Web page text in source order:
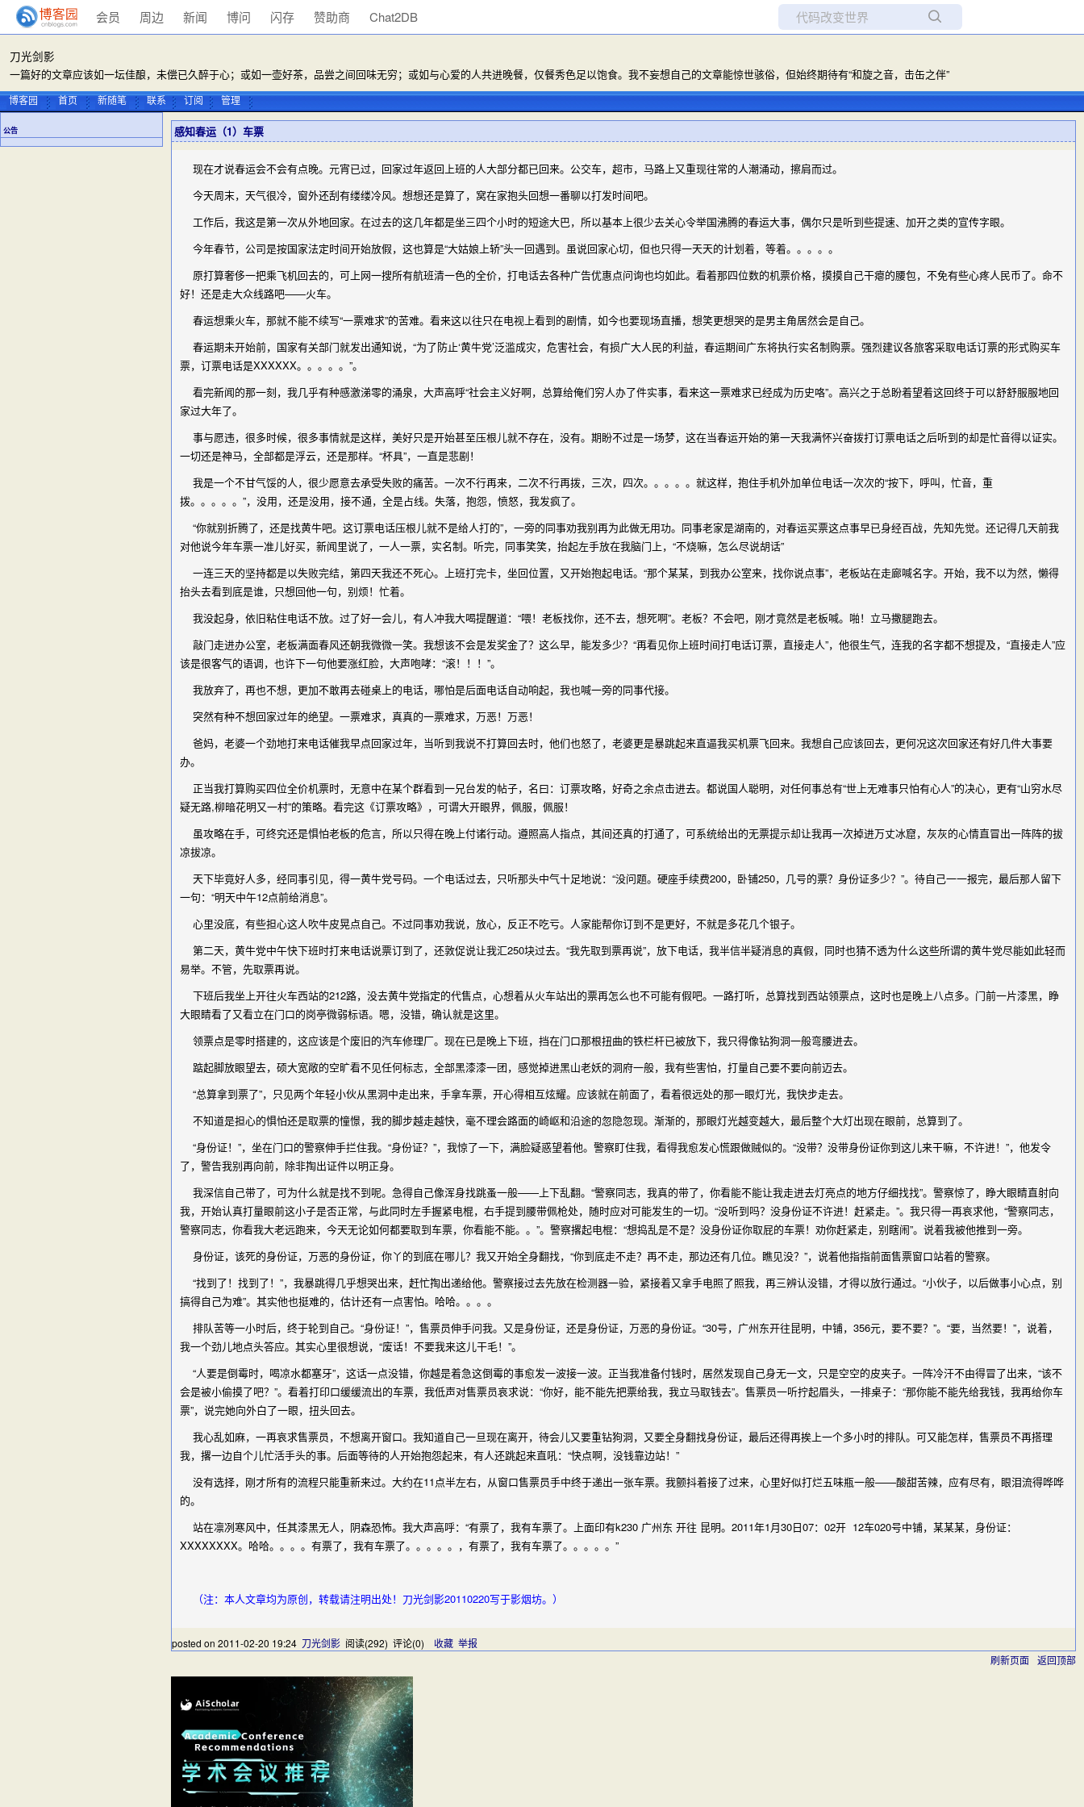
会员 周边 新闻 博问 闪存 赞助商 Chat2DB
当前博客
刀光剑影
一篇好的文章应该如一坛佳酿，未偿已久醉于心；或如一壶好茶，品尝之间回味无穷；或如与心爱的人共进晚餐，仅餐秀色足以饱食。我不妄想自己的文章能惊世骇俗，但始终期待有“和旋之音，击缶之伴”
博客园 首页 新随笔 联系 订阅 管理
公告 感知春运（1）车票
现在才说春运会不会有点晚。元宵已过，回家过年返回上班的人大部分都已回来。公交车，超市，马路上又重现往常的人潮涌动，擦肩而过。
今天周末，天气很冷，窗外还刮有缕缕冷风。想想还是算了，窝在家抱头回想一番聊以打发时间吧。
工作后，我这是第一次从外地回家。在过去的这几年都是坐三四个小时的短途大巴，所以基本上很少去关心令举国沸腾的春运大事，偶尔只是听到些提速、加开之类的宣传字眼。
今年春节，公司是按国家法定时间开始放假，这也算是“大姑娘上轿”头一回遇到。虽说回家心切，但也只得一天天的计划着，等着。。。。。
原打算奢侈一把乘飞机回去的，可上网一搜所有航班清一色的全价，打电话去各种广告优惠点问询也均如此。看着那四位数的机票价格，摸摸自己干瘪的腰包，不免有些心疼人民币了。命不
好！还是走大众线路吧——火车。
春运想乘火车，那就不能不续写“一票难求”的苦难。看来这以往只在电视上看到的剧情，如今也要现场直播，想笑更想哭的是男主角居然会是自己。
春运期未开始前，国家有关部门就发出通知说，“为了防止‘黄牛党’泛滥成灾，危害社会，有损广大人民的利益，春运期间广东将执行实名制购票。强烈建议各旅客采取电话订票的形式购买车
票，订票电话是XXXXXX。。。。。”。
看完新闻的那一刻，我几乎有种感激涕零的涌泉，大声高呼“社会主义好啊，总算给俺们穷人办了件实事，看来这一票难求已经成为历史咯”。高兴之于总盼着望着这回终于可以舒舒服服地回
家过大年了。
事与愿违，很多时候，很多事情就是这样，美好只是开始甚至压根儿就不存在，没有。期盼不过是一场梦，这在当春运开始的第一天我满怀兴奋拨打订票电话之后听到的却是忙音得以证实。
一切还是神马，全部都是浮云，还是那样。“杯具”，一直是悲剧！
我是一个不甘气馁的人，很少愿意去承受失败的痛苦。一次不行再来，二次不行再拨，三次，四次。。。。。就这样，抱住手机外加单位电话一次次的“按下，呼叫，忙音，重
拨。。。。。”，没用，还是没用，接不通，全是占线。失落，抱怨，愤怒，我发疯了。
“你就别折腾了，还是找黄牛吧。这订票电话压根儿就不是给人打的”，一旁的同事劝我别再为此做无用功。同事老家是湖南的，对春运买票这点事早已身经百战，先知先觉。还记得几天前我
对他说今年车票一准儿好买，新闻里说了，一人一票，实名制。听完，同事笑笑，抬起左手放在我脑门上，“不烧嘛，怎么尽说胡话”
一连三天的坚持都是以失败完结，第四天我还不死心。上班打完卡，坐回位置，又开始抱起电话。“那个某某，到我办公室来，找你说点事”，老板站在走廊喊名字。开始，我不以为然，懒得
抬头去看到底是谁，只想回他一句，别烦！忙着。
我没起身，依旧粘住电话不放。过了好一会儿，有人冲我大喝提醒道：“喂！老板找你，还不去，想死啊”。老板？不会吧，刚才竟然是老板喊。啪！立马撒腿跑去。
敲门走进办公室，老板满面春风还朝我微微一笑。我想该不会是发奖金了？这么早，能发多少？“再看见你上班时间打电话订票，直接走人”，他很生气，连我的名字都不想提及，“直接走人”应
该是很客气的语调，也许下一句他要涨红脸，大声咆哮：“滚！！！”。
我放弃了，再也不想，更加不敢再去碰桌上的电话，哪怕是后面电话自动响起，我也喊一旁的同事代接。
突然有种不想回家过年的绝望。一票难求，真真的一票难求，万恶！万恶！
爸妈，老婆一个劲地打来电话催我早点回家过年，当听到我说不打算回去时，他们也怒了，老婆更是暴跳起来直逼我买机票飞回来。我想自己应该回去，更何况这次回家还有好几件大事要
办。
正当我打算购买四位全价机票时，无意中在某个群看到一兄台发的帖子，名曰：订票攻略，好奇之余点击进去。都说国人聪明，对任何事总有“世上无难事只怕有心人”的决心，更有“山穷水尽
疑无路,柳暗花明又一村”的策略。看完这《订票攻略》，可谓大开眼界，佩服，佩服！
虽攻略在手，可终究还是惧怕老板的危言，所以只得在晚上付诸行动。遵照高人指点，其间还真的打通了，可系统给出的无票提示却让我再一次掉进万丈冰窟，灰灰的心情直冒出一阵阵的拔
凉拔凉。
天下毕竟好人多，经同事引见，得一黄牛党号码。一个电话过去，只听那头中气十足地说：“没问题。硬座手续费200，卧铺250，几号的票？身份证多少？”。待自己一一报完，最后那人留下
一句：“明天中午12点前给消息”。
心里没底，有些担心这人吹牛皮晃点自己。不过同事劝我说，放心，反正不吃亏。人家能帮你订到不是更好，不就是多花几个银子。
第二天，黄牛党中午快下班时打来电话说票订到了，还敦促说让我汇250块过去。“我先取到票再说”，放下电话，我半信半疑消息的真假，同时也猜不透为什么这些所谓的黄牛党尽能如此轻而
易举。不管，先取票再说。
下班后我坐上开往火车西站的212路，没去黄牛党指定的代售点，心想着从火车站出的票再怎么也不可能有假吧。一路打听，总算找到西站领票点，这时也是晚上八点多。门前一片漆黑，睁
大眼睛看了又看立在门口的岗亭微弱标语。嗯，没错，确认就是这里。
领票点是零时搭建的，这应该是个废旧的汽车修理厂。现在已是晚上下班，挡在门口那根扭曲的铁栏杆已被放下，我只得像钻狗洞一般弯腰进去。
踮起脚放眼望去，硕大宽敞的空旷看不见任何标志，全部黑漆漆一团，感觉掉进黑山老妖的洞府一般，我有些害怕，打量自己要不要向前迈去。
“总算拿到票了”，只见两个年轻小伙从黑洞中走出来，手拿车票，开心得相互炫耀。应该就在前面了，看着很远处的那一眼灯光，我快步走去。
不知道是担心的惧怕还是取票的憧憬，我的脚步越走越快，毫不理会路面的崎岖和沿途的忽隐忽现。渐渐的，那眼灯光越变越大，最后整个大灯出现在眼前，总算到了。
“身份证！”，坐在门口的警察伸手拦住我。“身份证？”，我惊了一下，满脸疑惑望着他。警察盯住我，看得我愈发心慌跟做贼似的。“没带？没带身份证你到这儿来干嘛，不许进！”，他发令
了，警告我别再向前，除非掏出证件以明正身。
我深信自己带了，可为什么就是找不到呢。急得自己像浑身找跳蚤一般——上下乱翻。“警察同志，我真的带了，你看能不能让我走进去灯亮点的地方仔细找找”。警察惊了，睁大眼睛直射向
我，开始认真打量眼前这小子是否正常，与此同时左手握紧电棍，右手提到腰带佩枪处，随时应对可能发生的一切。“没听到吗？没身份证不许进！赶紧走。”。我只得一再哀求他，“警察同志，
警察同志，你看我大老远跑来，今天无论如何都要取到车票，你看能不能。。”。警察撂起电棍：“想捣乱是不是？没身份证你取屁的车票！劝你赶紧走，别瞎闹”。说着我被他推到一旁。
身份证，该死的身份证，万恶的身份证，你丫的到底在哪儿？我又开始全身翻找，“你到底走不走？再不走，那边还有几位。瞧见没？”，说着他指指前面售票窗口站着的警察。
“找到了！找到了！”，我暴跳得几乎想哭出来，赶忙掏出递给他。警察接过去先放在检测器一验，紧接着又拿手电照了照我，再三辨认没错，才得以放行通过。“小伙子，以后做事小心点，别
搞得自己为难”。其实他也挺难的，估计还有一点害怕。哈哈。。。。
排队苦等一小时后，终于轮到自己。“身份证！”，售票员伸手问我。又是身份证，还是身份证，万恶的身份证。“30号，广州东开往昆明，中铺，356元，要不要？”。“要，当然要！”，说着，
我一个劲儿地点头答应。其实心里很想说，“废话！不要我来这儿干毛！”。
“人要是倒霉时，喝凉水都塞牙”，这话一点没错，你越是着急这倒霉的事愈发一波接一波。正当我准备付钱时，居然发现自己身无一文，只是空空的皮夹子。一阵冷汗不由得冒了出来，“该不
会是被小偷摸了吧？”。看着打印口缓缓流出的车票，我低声对售票员哀求说：“你好，能不能先把票给我，我立马取钱去”。售票员一听拧起眉头，一排桌子：“那你能不能先给我钱，我再给你车
票”，说完她向外白了一眼，扭头回去。
我心乱如麻，一再哀求售票员，不想离开窗口。我知道自己一旦现在离开，待会儿又要重钻狗洞，又要全身翻找身份证，最后还得再挨上一个多小时的排队。可又能怎样，售票员不再搭理
我，撂一边自个儿忙活手头的事。后面等待的人开始抱怨起来，有人还跳起来直吼：“快点啊，没钱靠边站！”
没有选择，刚才所有的流程只能重新来过。大约在11点半左右，从窗口售票员手中终于递出一张车票。我颤抖着接了过来，心里好似打烂五味瓶一般——酸甜苦辣，应有尽有，眼泪流得哗哗
的。
站在凛冽寒风中，任其漆黑无人，阴森恐怖。我大声高呼：“有票了，我有车票了。上面印有k230 广州东 开往 昆明。2011年1月30日07：02开 12车020号中铺，某某某，身份证：
XXXXXXXX。哈哈。。。。有票了，我有车票了。。。。。，有票了，我有车票了。。。。。”
（注：本人文章均为原创，转载请注明出处！刀光剑影20110220写于影烟坊。）
posted on 2011-02-20 19:24 刀光剑影 阅读(292) 评论(0) 收藏 举报
刷新页面 返回顶部